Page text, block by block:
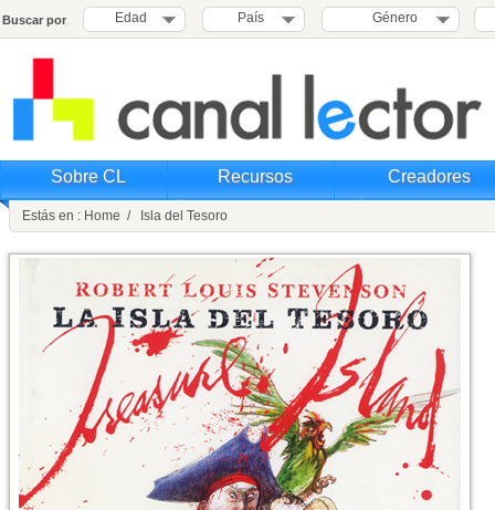
Buscar por Edad País Género
Sobre CL Recursos Creadores
Estás en : Home / Isla del Tesoro